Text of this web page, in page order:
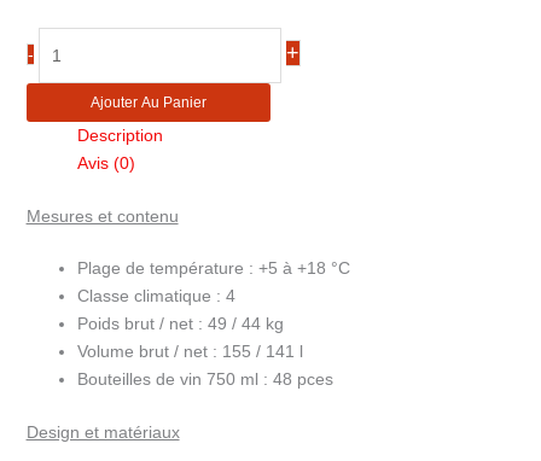
-
de
à
bouteilles
+
Ajouter Au Panier
Description
Avis (0)
Mesures et contenu
Plage de température : +5 à +18 °C
Classe climatique : 4
Poids brut / net : 49 / 44 kg
Volume brut / net : 155 / 141 l
Bouteilles de vin 750 ml : 48 pces
Design et matériaux